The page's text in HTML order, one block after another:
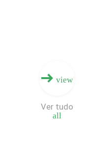
view
all
Ver tudo